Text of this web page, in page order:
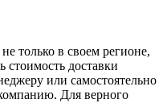
только в своем регионе,
стоимость доставки
или самостоятельно
Для верного